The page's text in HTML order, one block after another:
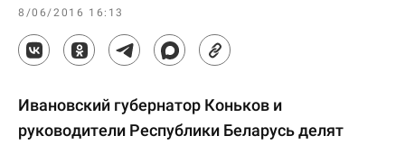
8/06/2016 16:13
Ивановский губернатор Коньков и
руководители Республики Беларусь делят